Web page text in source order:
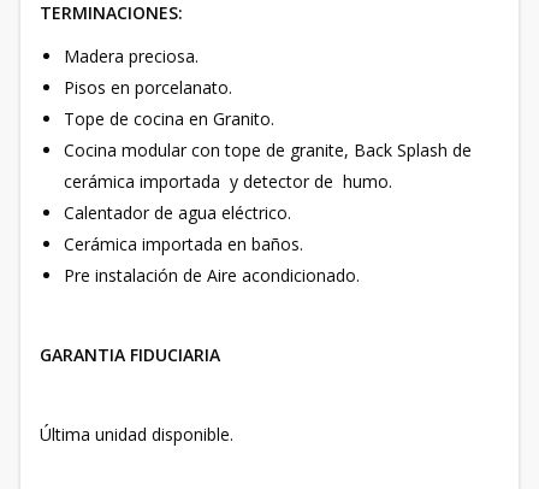
TERMINACIONES:
Madera preciosa.
Pisos en porcelanato.
Tope de cocina en Granito.
Cocina modular con tope de granite, Back Splash de
cerámica importada y detector de humo.
Calentador de agua eléctrico.
Cerámica importada en baños.
Pre instalación de Aire acondicionado.
GARANTIA FIDUCIARIA
Última unidad disponible.